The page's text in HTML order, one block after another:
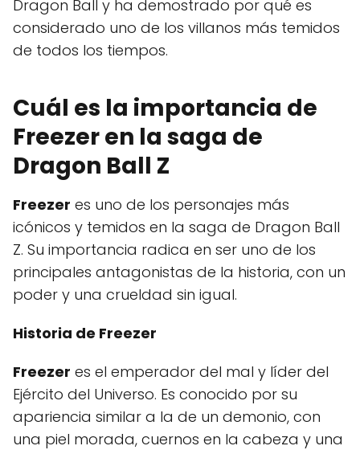
Dragon Ball y ha demostrado por qué es
considerado uno de los villanos más temidos
de todos los tiempos.
Cuál es la importancia de
Freezer en la saga de
Dragon Ball Z
Freezer es uno de los personajes más
icónicos y temidos en la saga de Dragon Ball
Z. Su importancia radica en ser uno de los
principales antagonistas de la historia, con un
poder y una crueldad sin igual.
Historia de Freezer
Freezer es el emperador del mal y líder del
Ejército del Universo. Es conocido por su
apariencia similar a la de un demonio, con
una piel morada, cuernos en la cabeza y una